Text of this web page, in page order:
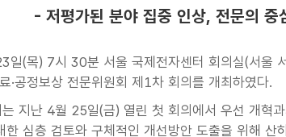
- 저평가된 분야 집중 인상, 전문의
일(목) 7시 30분 서울 국제전자센터 회의실(서울
료·공정보상 전문위원회 제1차 회의를 개최하였다.
는 지난 4월 25일(금) 열린 첫 회의에서 우선 개혁
한 심층 검토와 구체적인 개선방안 도출을 위해